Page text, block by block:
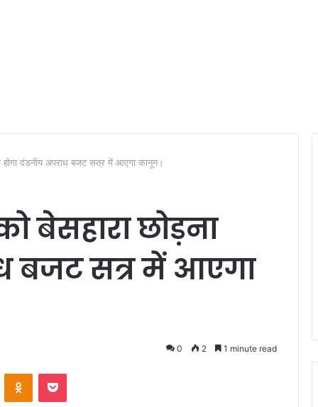
होगा दंडनीय अपराध बजट सत्र में आएगा कानून।
बेसहारा छोड़ना
बजट सत्र में आएगा
0 2 1 minute read
Odnoklassniki
Pocket